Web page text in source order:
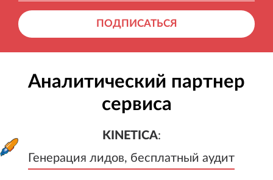
ПОДПИСАТЬСЯ
Аналитический партнер
сервиса
KINETICA:
Генерация лидов, бесплатный аудит
Генерация лидов, бесплатный